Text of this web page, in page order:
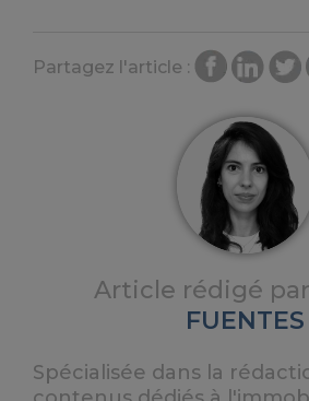
Partagez l'article :
Article rédigé par
FUENTES
Spécialisée dans la